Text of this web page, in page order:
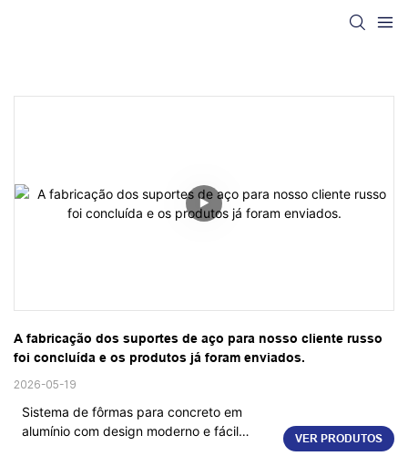
A fabricação dos suportes de aço para nosso cliente russo
foi concluída e os produtos já foram enviados.
2026-05-19
Sistema de fôrmas para concreto em
alumínio com design moderno e fácil
VER PRODUTOS